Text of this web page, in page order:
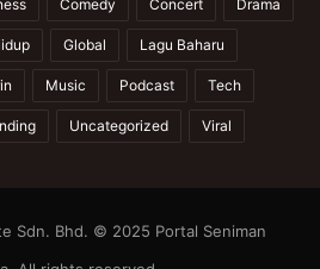
Comedy Concert Drama
Global Lagu Baharu
Music Podcast Tech
Uncategorized Viral
Sdn. Bhd. © 2025 Portal Seniman